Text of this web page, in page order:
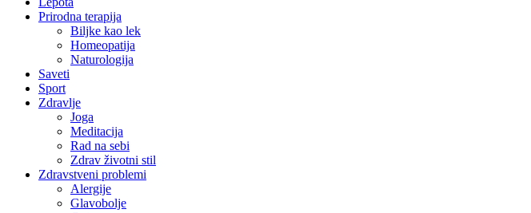
Prirodna terapija
Biljke kao lek
Homeopatija
Naturologija
Saveti
Sport
Zdravlje
Joga
Meditacija
Rad na sebi
Zdrav životni stil
Zdravstveni problemi
Alergije
Glavobolje